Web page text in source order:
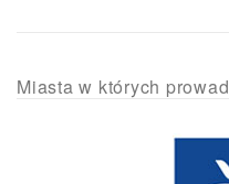
Miasta w których